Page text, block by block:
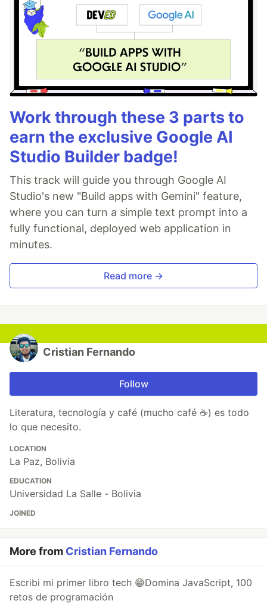
Work through these 3 parts to
earn the exclusive Google AI
Studio Builder badge!
This track will guide you through Google AI
Studio's new "Build apps with Gemini" feature,
where you can turn a simple text prompt into a
fully functional, deployed web application in
minutes.
Read more →
Cristian Fernando
Follow
Literatura, tecnología y café (mucho café ☕) es todo
lo que necesito.
LOCATION
La Paz, Bolivia
EDUCATION
Universidad La Salle - Bolivia
JOINED
More from Cristian Fernando
Escribi mi primer libro tech 😁Domina JavaScript, 100
retos de programación